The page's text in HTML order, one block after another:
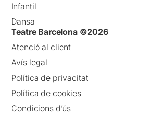
Infantil
Dansa
Teatre Barcelona ©2026
Atenció al client
Avís legal
Política de privacitat
Política de cookies
Condicions d’ús